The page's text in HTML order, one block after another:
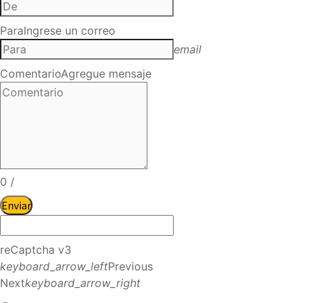
ParaIngrese un correo
email
ComentarioAgregue mensaje
0 /
Enviar
reCaptcha v3
keyboard_arrow_leftPrevious
Nextkeyboard_arrow_right